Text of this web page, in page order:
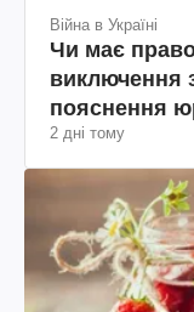
Війна в Україні
Чи має
виключення
пояснення
2 дні тому